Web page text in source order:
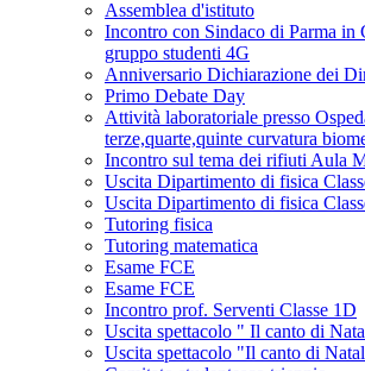
Assemblea d'istituto
Incontro con Sindaco di Parma in
gruppo studenti 4G
Anniversario Dichiarazione dei
Primo Debate Day
Attività laboratoriale presso
terze,quarte,quinte curvatura
Incontro sul tema dei rifiuti Aula
Uscita Dipartimento di fisica
Uscita Dipartimento di fisica
Tutoring fisica
Tutoring matematica
Esame FCE
Esame FCE
Incontro prof. Serventi Classe 1D
Uscita spettacolo " Il canto di
Uscita spettacolo "Il canto di